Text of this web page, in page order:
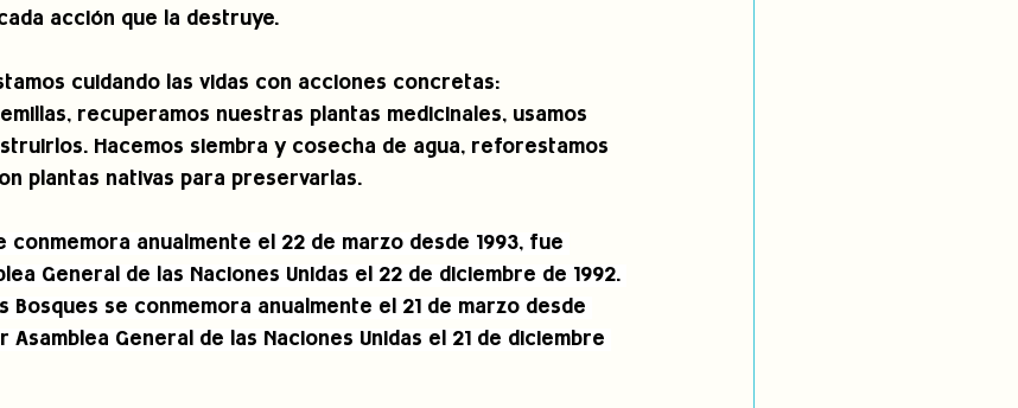
acción que la destruye.
cuidando las vidas con acciones concretas:
recuperamos nuestras plantas medicinales, usamos
Hacemos siembra y cosecha de agua, reforestamos
plantas nativas para preservarlas.
conmemora anualmente el 22 de marzo desde 1993, fue
General de las Naciones Unidas el 22 de diciembre de 1992.
Bosques se conmemora anualmente el 21 de marzo desde
General de las Naciones Unidas el 21 de diciembre